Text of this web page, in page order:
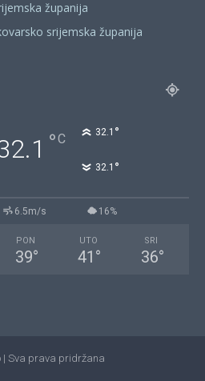
županija
srijemska županija
°C 32.1 °
32.1 °
6.5m/s 16%
PON
39°
UTO
41 °
SRI
36°
| Sva prava pridržana